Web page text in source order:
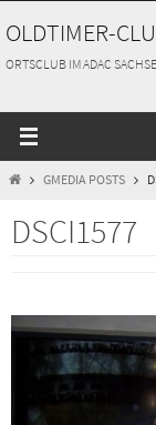
Inhalt
springen
OLDTIMER-
ORTSCLUB IM ADAC
STARTGMEDIA POSTS
DSCI1577